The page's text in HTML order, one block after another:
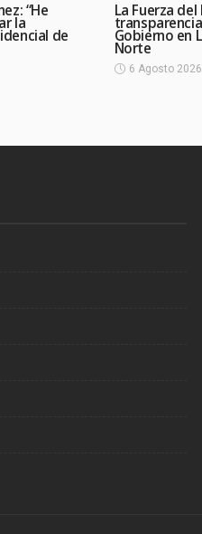
“He
la
de
La Fuerza
Gobierno en
Norte
6 Agosto 2026